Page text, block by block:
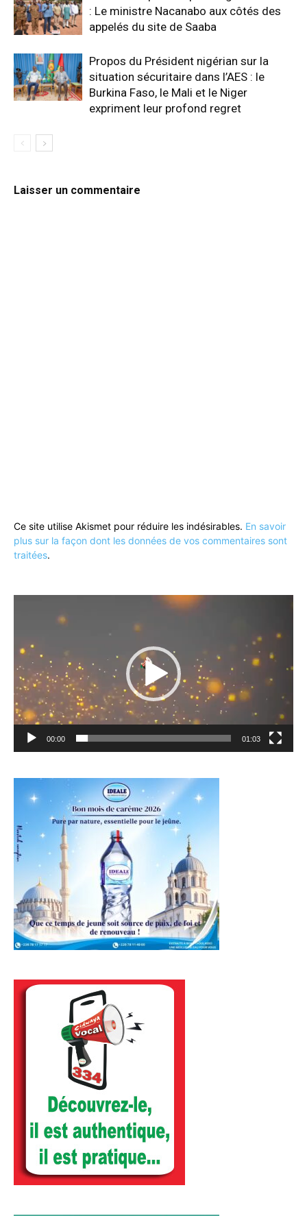
: Le ministre Nacanabo aux côtés des
appelés du site de Saaba
Propos du Président nigérian sur la
situation sécuritaire dans l’AES : le
Burkina Faso, le Mali et le Niger
expriment leur profond regret
Laisser un commentaire
Ce site utilise Akismet pour réduire les indésirables. En savoir
plus sur la façon dont les données de vos commentaires sont
traitées.
00:00 01:03